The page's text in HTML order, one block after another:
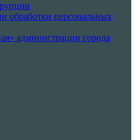
обработки персональных
администрации города